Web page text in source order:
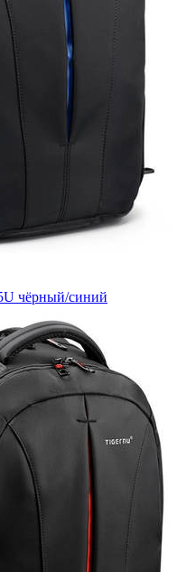
чёрный/синий